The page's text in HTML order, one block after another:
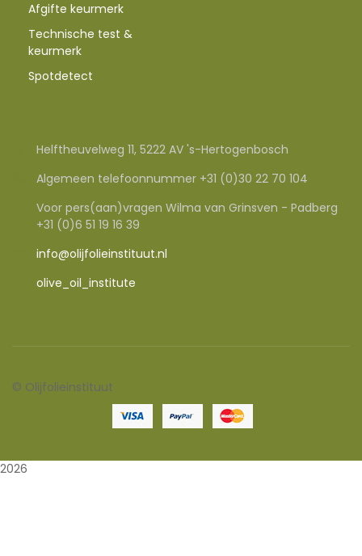
Afgifte keurmerk
Technische test &
keurmerk
Spotdetect
Helftheuvelweg 11, 5222 AV 's-Hertogenbosch
Algemeen telefoonnummer +31 (0)30 22 70 104
Voor pers(aan)vragen Wilma van Grinsven - Padberg
+31 (0)6 51 19 16 39
info@olijfolieinstituut.nl
olive_oil_institute
© Olijfolieinstituut
2026